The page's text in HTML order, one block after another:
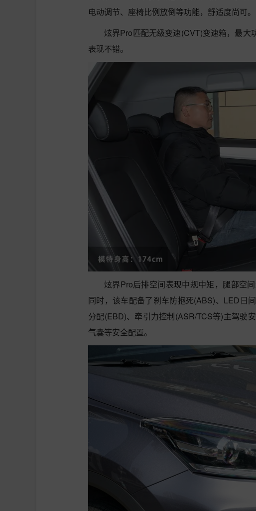
电动调节、座椅比例放倒等功能，舒适度尚可。
炫界Pro匹配无级变速(CVT)变速箱，最
表现不错。
炫界Pro后排空间表现中规中矩，腿部空
同时，该车配备了刹车防抱死(ABS)、LED日
分配(EBD)、牵引力控制(ASR/TCS等)主驾驶
气囊等安全配置。